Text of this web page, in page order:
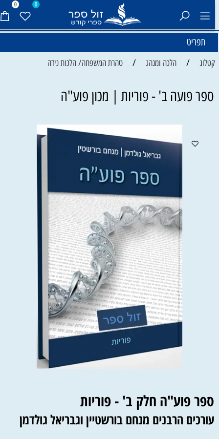
0 0
תפריט
קטלוג / הלכה ומנהג / טהרת המשפחה/ הלכות נידה
ספר פועה ב' - פוריות | מכון פוע"ה
ספר פוע"ה חלק ב' - פוריות
עורכים הרבנים מנחם בורשטיין וגבריאל גולדמן